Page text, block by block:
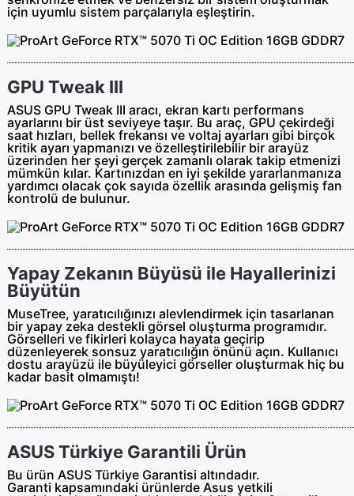
için uyumlu sistem parçalarıyla eşleştirin.
GPU Tweak III
ASUS GPU Tweak III aracı, ekran kartı performans
ayarlarını bir üst seviyeye taşır. Bu araç, GPU çekirdeği
saat hızları, bellek frekansı ve voltaj ayarları gibi birçok
kritik ayarı yapmanızı ve özelleştirilebilir bir arayüz
üzerinden her şeyi gerçek zamanlı olarak takip etmenizi
mümkün kılar. Kartınızdan en iyi şekilde yararlanmanıza
yardımcı olacak çok sayıda özellik arasında gelişmiş fan
kontrolü de bulunur.
Yapay Zekanın Büyüsü ile Hayallerinizi
Büyütün
MuseTree, yaratıcılığınızı alevlendirmek için tasarlanan
bir yapay zeka destekli görsel oluşturma programıdır.
Görselleri ve fikirleri kolayca hayata geçirip
düzenleyerek sonsuz yaratıcılığın önünü açın. Kullanıcı
dostu arayüzü ile büyüleyici görseller oluşturmak hiç bu
kadar basit olmamıştı!
ASUS Türkiye Garantili Ürün
Bu ürün ASUS Türkiye Garantisi altındadır.
Garanti kapsamındaki ürünlerde Asus yetkili